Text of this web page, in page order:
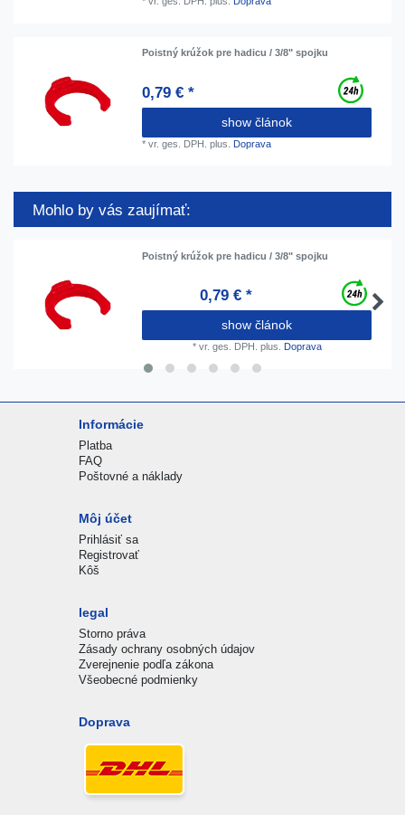
Poistný krúžok pre hadicu / 3/8" spojku
0,79 € *
show článok
*vr. ges. DPH. plus. Doprava
Mohlo by vás zaujímať:
Poistný krúžok pre hadicu / 3/8" spojku
0,79 € *
show článok
* vr. ges. DPH. plus. Doprava
Informácie
Platba
FAQ
Poštovné a náklady
Môj účet
Prihlásiť sa
Registrovať
Kôš
legal
Storno práva
Zásady ochrany osobných údajov
Zverejnenie podľa zákona
Všeobecné podmienky
Doprava